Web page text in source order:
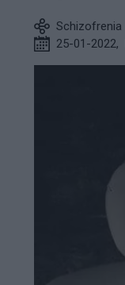
Schizofrenia
25-01-2022,